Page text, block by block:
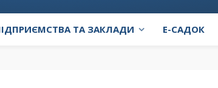
ТА ЗАКЛАДИ E-САДОК